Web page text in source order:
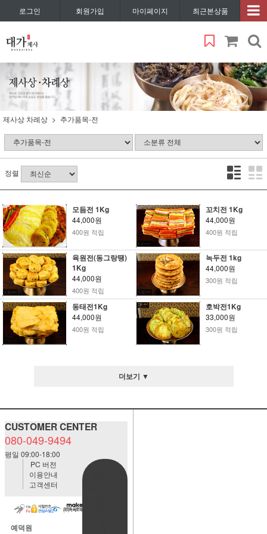
로그인 회원가입 마이페이지 최근본상품
제사상 차례상 추가품목-전
정렬
모듬전 1Kg
44,000원
400원 적립
꼬치전 1Kg
44,000원
400원 적립
육원전(동그랑땡)
1Kg
44,000원
400원 적립
녹두전 1kg
44,000원
300원 적립
동태전1Kg
44,000원
400원 적립
호박전1Kg
33,000원
300원 적립
더보기 ▼
CUSTOMER CENTER
080-049-9494
평일 09:00-18:00
PC 버전
이용안내
고객센터
예덕원